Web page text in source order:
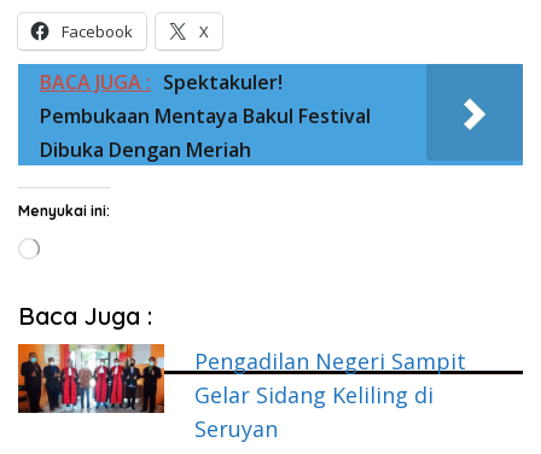
Facebook X
BACA JUGA : Spektakuler!
Pembukaan Mentaya Bakul Festival
Dibuka Dengan Meriah
Menyukai ini:
Memuat...
Baca Juga :
Pengadilan Negeri Sampit
Gelar Sidang Keliling di
Seruyan